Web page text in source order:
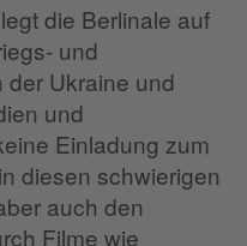
die Berlinale auf
und
der Ukraine und
und
Einladung zum
diesen schwierigen
auch den
Filme wie